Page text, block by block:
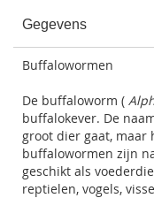
Gegevens
Buffalowormen
De buffaloworm (
buffalokever. De
groot dier gaat, maar
buffalowormen zijn
geschikt als
reptielen, vogels,